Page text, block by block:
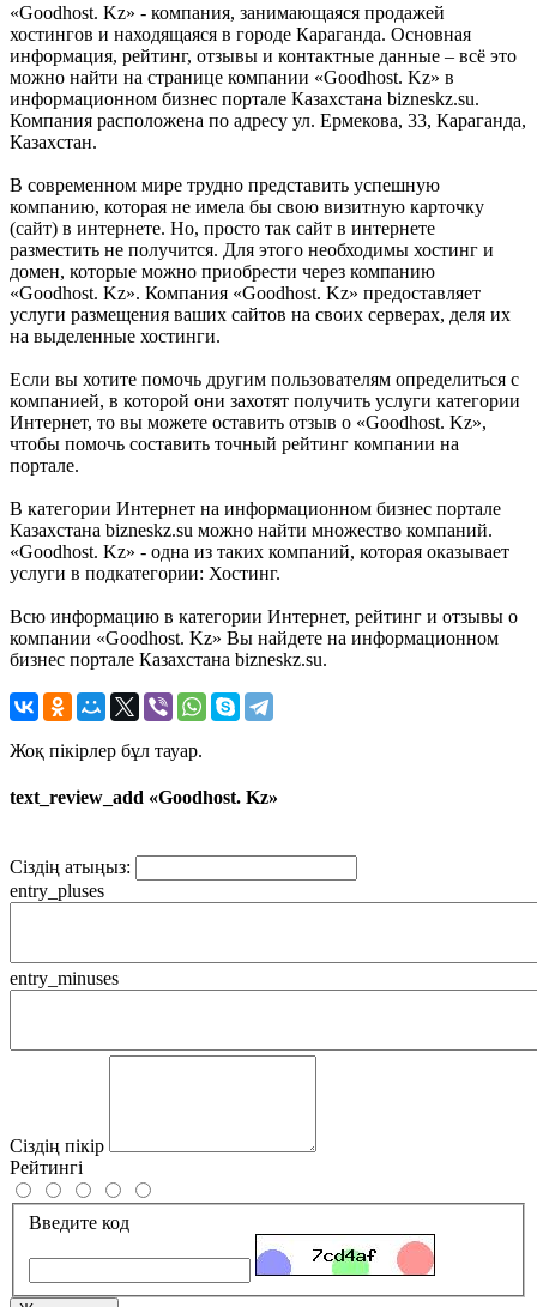
«Goodhost. Kz» - компания, занимающаяся продажей
хостингов и находящаяся в городе Караганда. Основная
информация, рейтинг, отзывы и контактные данные – всё это
можно найти на странице компании «Goodhost. Kz» в
информационном бизнес портале Казахстана bizneskz.su.
Компания расположена по адресу ул. Ермекова, 33, Караганда,
Казахстан.
В современном мире трудно представить успешную
компанию, которая не имела бы свою визитную карточку
(сайт) в интернете. Но, просто так сайт в интернете
разместить не получится. Для этого необходимы хостинг и
домен, которые можно приобрести через компанию
«Goodhost. Kz». Компания «Goodhost. Kz» предоставляет
услуги размещения ваших сайтов на своих серверах, деля их
на выделенные хостинги.
Если вы хотите помочь другим пользователям определиться с
компанией, в которой они захотят получить услуги категории
Интернет, то вы можете оставить отзыв о «Goodhost. Kz»,
чтобы помочь составить точный рейтинг компании на
портале.
В категории Интернет на информационном бизнес портале
Казахстана bizneskz.su можно найти множество компаний.
«Goodhost. Kz» - одна из таких компаний, которая оказывает
услуги в подкатегории: Хостинг.
Всю информацию в категории Интернет, рейтинг и отзывы о
компании «Goodhost. Kz» Вы найдете на информационном
бизнес портале Казахстана bizneskz.su.
Жоқ пікірлер бұл тауар.
text_review_add «Goodhost. Kz»
Сіздің атыңыз:
entry_pluses
entry_minuses
Сіздің пікір
Рейтингі
Введите код